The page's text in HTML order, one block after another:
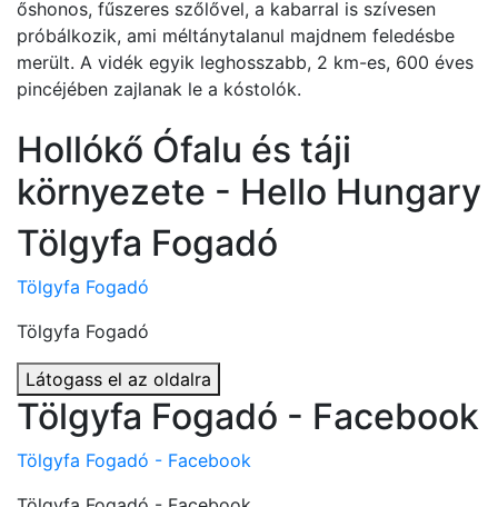
őshonos, fűszeres szőlővel, a kabarral is szívesen
próbálkozik, ami méltánytalanul majdnem feledésbe
merült. A vidék egyik leghosszabb, 2 km-es, 600 éves
pincéjében zajlanak le a kóstolók.
Hollókő Ófalu és táji
környezete - Hello Hungary
Tölgyfa Fogadó
Tölgyfa Fogadó
Tölgyfa Fogadó
Látogass el az oldalra
Tölgyfa Fogadó - Facebook
Tölgyfa Fogadó - Facebook